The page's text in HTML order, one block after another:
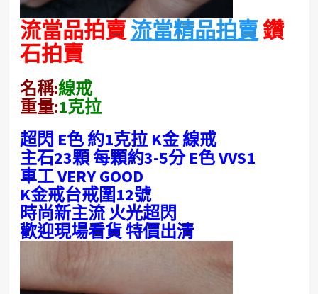
流當品拍賣 流當精品拍賣 鑽
石拍賣
名稱:線戒
重量:1克拉
超閃 E色 約1克拉 K金 線戒
主石23顆 每顆約3-5分 E色 VVS1
車工 VERY GOOD
K金戒台戒圍12號
時尚新主流 火光超閃
歡迎現場看貨 特價出清